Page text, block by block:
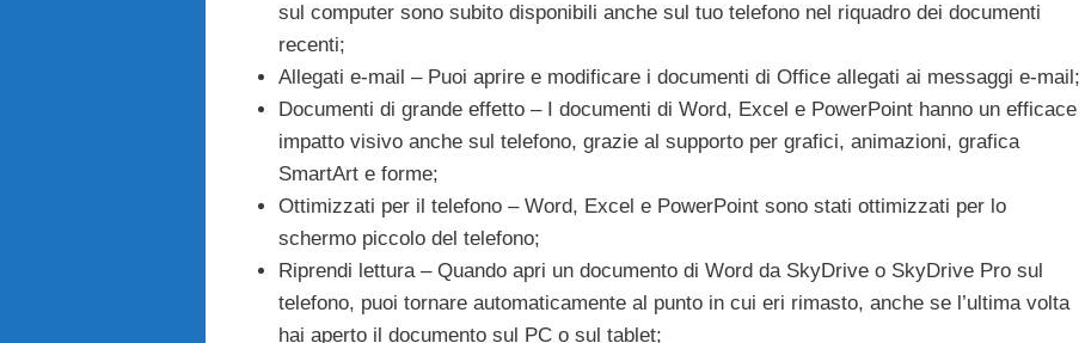
sul computer sono subito disponibili anche sul tuo telefono nel riquadro dei documenti
recenti;
Allegati e-mail – Puoi aprire e modificare i documenti di Office allegati ai messaggi e-mail;
Documenti di grande effetto – I documenti di Word, Excel e PowerPoint hanno un efficace
impatto visivo anche sul telefono, grazie al supporto per grafici, animazioni, grafica
SmartArt e forme;
Ottimizzati per il telefono – Word, Excel e PowerPoint sono stati ottimizzati per lo
schermo piccolo del telefono;
Riprendi lettura – Quando apri un documento di Word da SkyDrive o SkyDrive Pro sul
telefono, puoi tornare automaticamente al punto in cui eri rimasto, anche se l’ultima volta
hai aperto il documento sul PC o sul tablet;